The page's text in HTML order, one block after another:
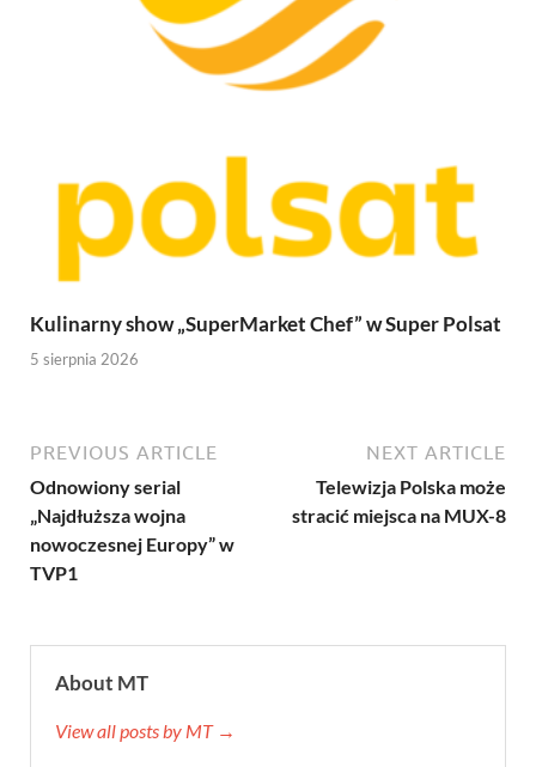
Kulinarny show „SuperMarket Chef” w Super Polsat
5 sierpnia 2026
PREVIOUS ARTICLE
Odnowiony serial
„Najdłuższa wojna
nowoczesnej Europy” w
TVP1
NEXT ARTICLE
Telewizja Polska może
stracić miejsca na MUX-8
About MT
View all posts by MT →